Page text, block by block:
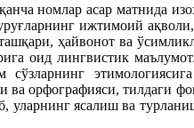
номлар асар матнида
ижтимоий
ҳайвонот ва
оид лингвистик
орфографияси, тилдаги
уларнинг ясалиш ва